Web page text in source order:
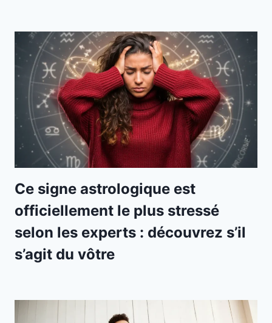
Ce signe astrologique est
officiellement le plus stressé
selon les experts : découvrez s’il
s’agit du vôtre